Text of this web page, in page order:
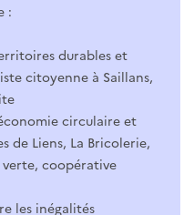
:
durables et
citoyenne à Saillans,
circulaire et
de Liens, La Bricolerie,
verte, coopérative
les inégalités